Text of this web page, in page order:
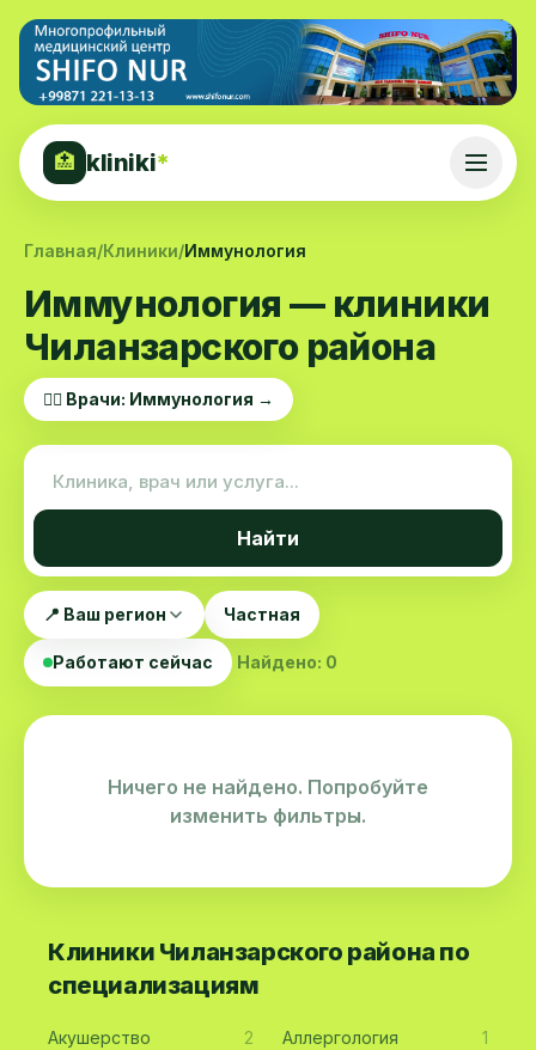
🏥 kliniki*
Главная/Клиники/Иммунология
Иммунология — клиники
Чиланзарского района
👨‍⚕️ Врачи: Иммунология →
Найти
📍 Ваш регион Частная
Работают сейчас Найдено: 0
Ничего не найдено. Попробуйте
изменить фильтры.
Клиники Чиланзарского района по
специализациям
Акушерство 2 Аллергология 1